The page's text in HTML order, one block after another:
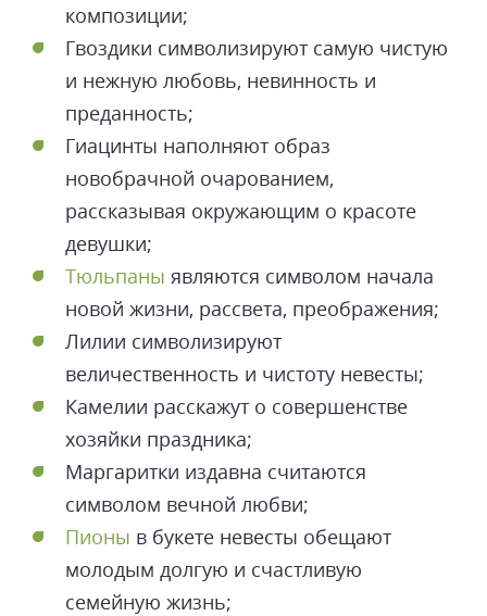
композиции;
Гвоздики символизируют самую чистую
и нежную любовь, невинность и
преданность;
Гиацинты наполняют образ
новобрачной очарованием,
рассказывая окружающим о красоте
девушки;
Тюльпаны являются символом начала
новой жизни, рассвета, преображения;
Лилии символизируют
величественность и чистоту невесты;
Камелии расскажут о совершенстве
хозяйки праздника;
Маргаритки издавна считаются
символом вечной любви;
Пионы в букете невесты обещают
молодым долгую и счастливую
семейную жизнь;